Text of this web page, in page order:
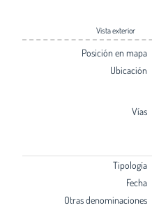
Vista exterior
Posición en mapa
Ubicación
Vías
Tipología
Fecha
Otras denominaciones